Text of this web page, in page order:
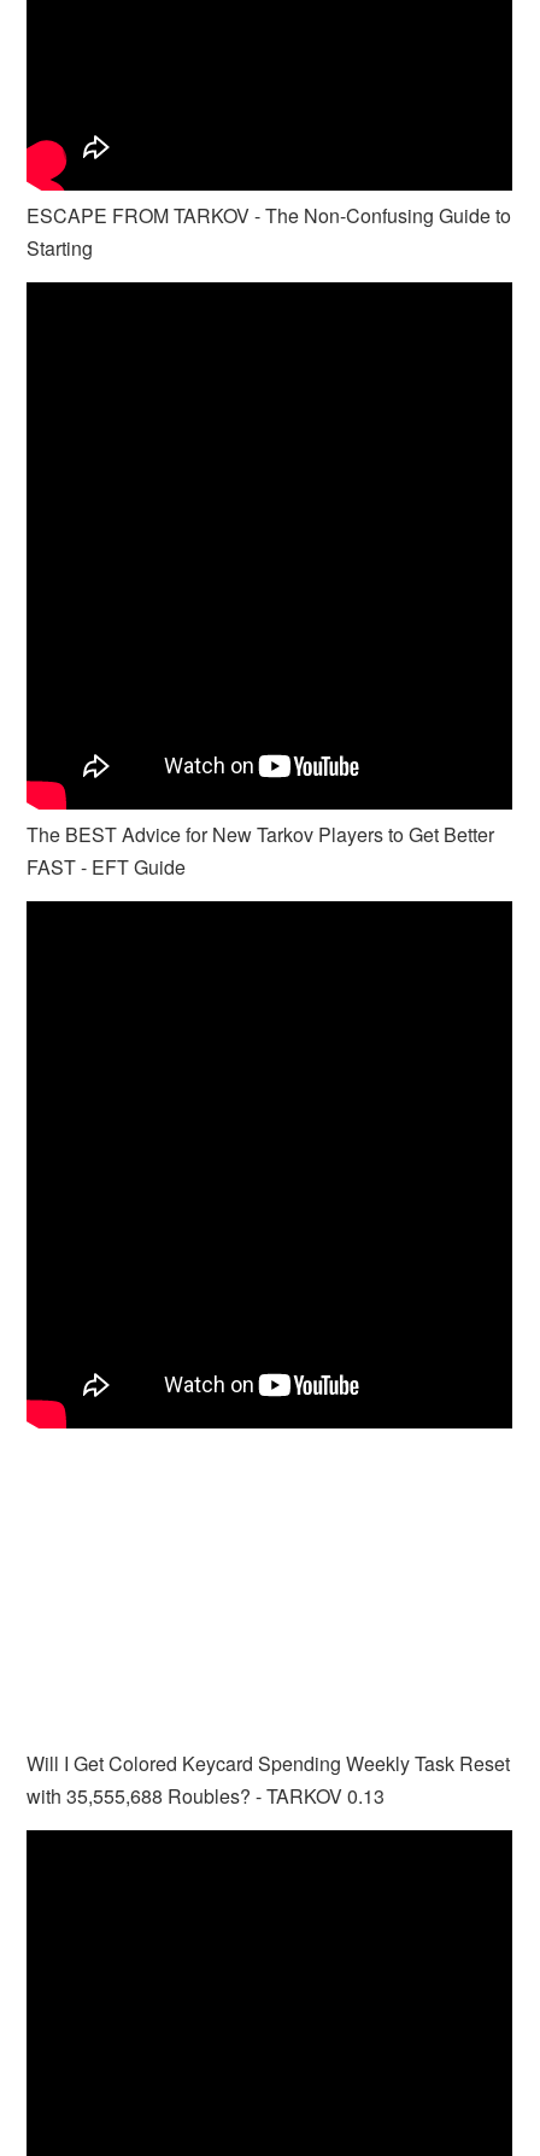
ESCAPE FROM TARKOV - The Non-Confusing Guide to
Starting
The BEST Advice for New Tarkov Players to Get Better
FAST - EFT Guide
Will I Get Colored Keycard Spending Weekly Task Reset
with 35,555,688 Roubles? - TARKOV 0.13